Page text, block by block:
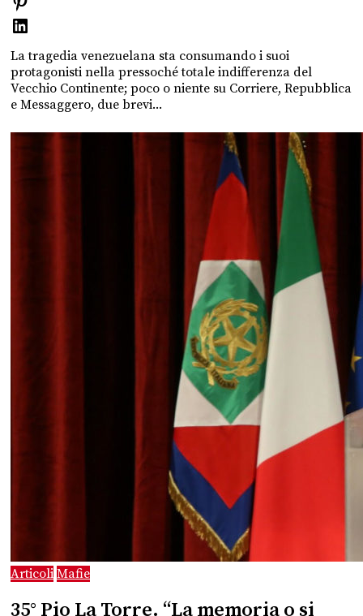
La tragedia venezuelana sta consumando i suoi
protagonisti nella pressoché totale indifferenza del
Vecchio Continente; poco o niente su Corriere, Repubblica
e Messaggero, due brevi...
Articoli Mafie
35° Pio La Torre. “La memoria o si